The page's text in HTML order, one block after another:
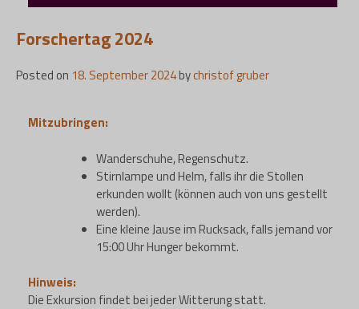
Forschertag 2024
Posted on 18. September 2024bychristof gruber
Mitzubringen:
Wanderschuhe, Regenschutz.
Stirnlampe und Helm, falls ihr die Stollen
erkunden wollt (können auch von uns gestellt
werden).
Eine kleine Jause im Rucksack, falls jemand vor
15:00 Uhr Hunger bekommt.
Hinweis:
Die Exkursion findet bei jeder Witterung statt.